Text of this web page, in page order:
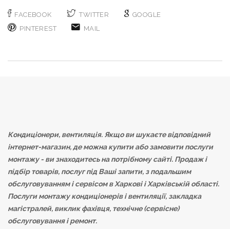
FACEBOOK TWITTER
GOOGLE
PINTEREST
MAIL
Кондиціонери, вентиляція. Якщо ви шукаєте відповідний
інтернет-магазин, де можна купити або замовити послуги
монтажу - ви знаходитесь на потрібному сайті. Продаж і
підбір товарів, послуг під Ваші запити, з подальшим
обслуговуванням і сервісом в Харкові і Харківській області.
Послуги монтажу кондиціонерів і вентиляції, закладка
магістралей, виклик фахівця, технічне (сервісне)
обслуговування і ремонт.